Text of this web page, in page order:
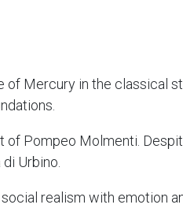
Mercury in the classical
Pompeo Molmenti.
Urbino.
realism with emotion